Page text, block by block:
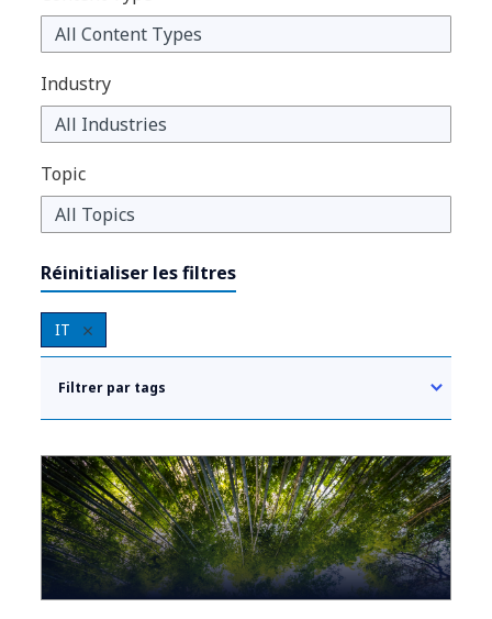
Industry
Topic
Réinitialiser les filtres
IT
Filtrer par tags